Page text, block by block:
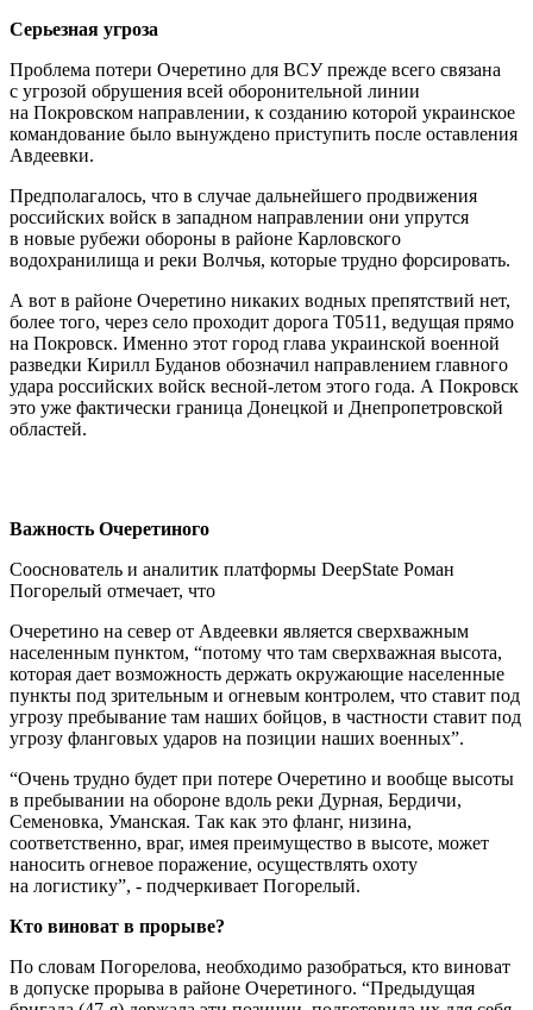
Серьезная угроза
Проблема потери Очеретино для ВСУ прежде всего связана
с угрозой обрушения всей оборонительной линии
на Покровском направлении, к созданию которой украинское
командование было вынуждено приступить после оставления
Авдеевки.
Предполагалось, что в случае дальнейшего продвижения
российских войск в западном направлении они упрутся
в новые рубежи обороны в районе Карловского
водохранилища и реки Волчья, которые трудно форсировать.
А вот в районе Очеретино никаких водных препятствий нет,
более того, через село проходит дорога Т0511, ведущая прямо
на Покровск. Именно этот город глава украинской военной
разведки Кирилл Буданов обозначил направлением главного
удара российских войск весной-летом этого года. А Покровск
это уже фактически граница Донецкой и Днепропетровской
областей.
Важность Очеретиного
Сооснователь и аналитик платформы DeepState Роман
Погорелый отмечает, что
Очеретино на север от Авдеевки является сверхважным
населенным пунктом, “потому что там сверхважная высота,
которая дает возможность держать окружающие населенные
пункты под зрительным и огневым контролем, что ставит под
угрозу пребывание там наших бойцов, в частности ставит под
угрозу фланговых ударов на позиции наших военных”.
“Очень трудно будет при потере Очеретино и вообще высоты
в пребывании на обороне вдоль реки Дурная, Бердичи,
Семеновка, Уманская. Так как это фланг, низина,
соответственно, враг, имея преимущество в высоте, может
наносить огневое поражение, осуществлять охоту
на логистику”, - подчеркивает Погорелый.
Кто виноват в прорыве?
По словам Погорелова, необходимо разобраться, кто виноват
в допуске прорыва в районе Очеретиного. “Предыдущая